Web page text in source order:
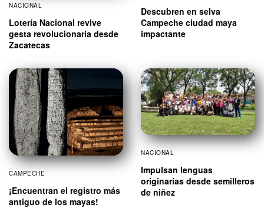
NACIONAL
Lotería Nacional revive
gesta revolucionaria desde
Zacatecas
Descubren en selva
Campeche ciudad maya
impactante
CAMPECHE
¡Encuentran el registro más
antiguo de los mayas!
NACIONAL
Impulsan lenguas
originarias desde semilleros
de niñez